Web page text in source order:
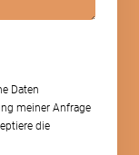
Daten
meiner Anfrage
die